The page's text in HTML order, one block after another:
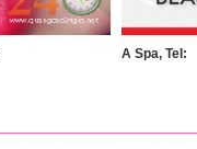
A Spa, Tel: